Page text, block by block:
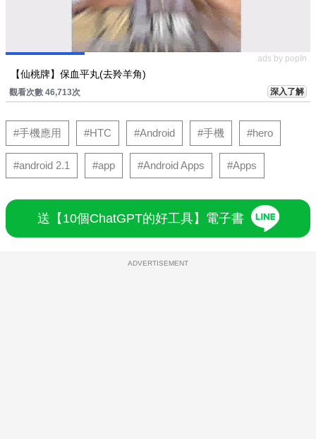
ads by popIn
【仙桃牌】保血平丸(去羚羊角)
觀看次數 46,713次 深入了解
#手機應用 #HTC #Android #手機 #hero
#android 2.1 #app #Android Apps #Apps
送【10個ChatGPT的好工具】電子書
ADVERTISEMENT